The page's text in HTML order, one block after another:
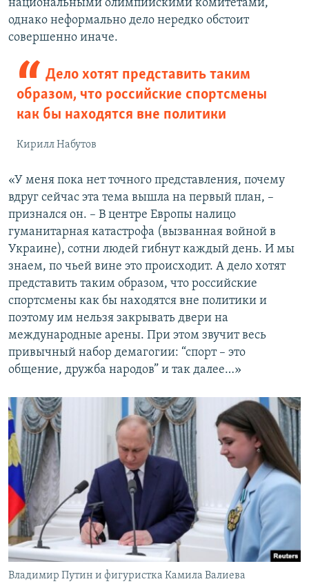
национальными олимпийскими комитетами,
однако неформально дело нередко обстоит
совершенно иначе.
Дело хотят представить таким
образом, что российские спортсмены
как бы находятся вне политики
Кирилл Набутов
«У меня пока нет точного представления, почему
вдруг сейчас эта тема вышла на первый план, –
признался он. – В центре Европы налицо
гуманитарная катастрофа (вызванная войной в
Украине), сотни людей гибнут каждый день. И мы
знаем, по чьей вине это происходит. А дело хотят
представить таким образом, что российские
спортсмены как бы находятся вне политики и
поэтому им нельзя закрывать двери на
международные арены. При этом звучит весь
привычный набор демагогии: “спорт – это
общение, дружба народов” и так далее…»
Владимир Путин и фигуристка Камила Валиева